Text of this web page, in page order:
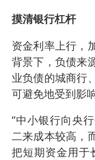
摸清银行杠杆
资金利率上行，
背景下，负债来
业负债的城商行
可避免地受到影响
“中小银行向央
二来成本较高，
把短期资金用于